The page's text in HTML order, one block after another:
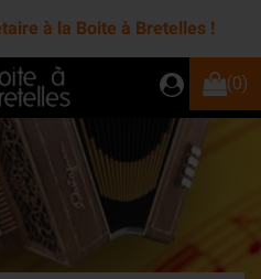
à la Boite à Bretelles !
(0)